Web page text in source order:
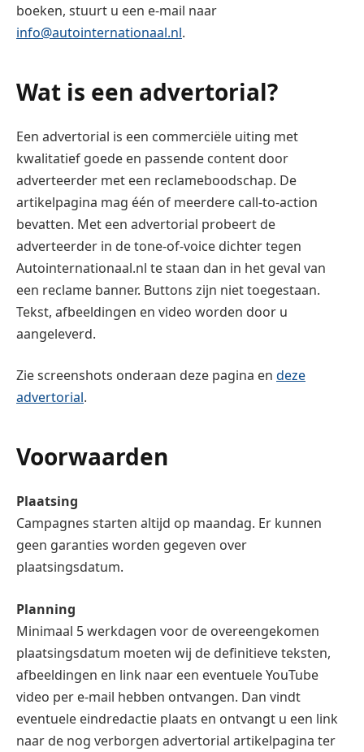
boeken, stuurt u een e-mail naar
info@autointernationaal.nl.
Wat is een advertorial?
Een advertorial is een commerciële uiting met
kwalitatief goede en passende content door
adverteerder met een reclameboodschap. De
artikelpagina mag één of meerdere call-to-action
bevatten. Met een advertorial probeert de
adverteerder in de tone-of-voice dichter tegen
Autointernationaal.nl te staan dan in het geval van
een reclame banner. Buttons zijn niet toegestaan.
Tekst, afbeeldingen en video worden door u
aangeleverd.
Zie screenshots onderaan deze pagina en deze
advertorial.
Voorwaarden
Plaatsing
Campagnes starten altijd op maandag. Er kunnen
geen garanties worden gegeven over
plaatsingsdatum.
Planning
Minimaal 5 werkdagen voor de overeengekomen
plaatsingsdatum moeten wij de definitieve teksten,
afbeeldingen en link naar een eventuele YouTube
video per e-mail hebben ontvangen. Dan vindt
eventuele eindredactie plaats en ontvangt u een link
naar de nog verborgen advertorial artikelpagina ter